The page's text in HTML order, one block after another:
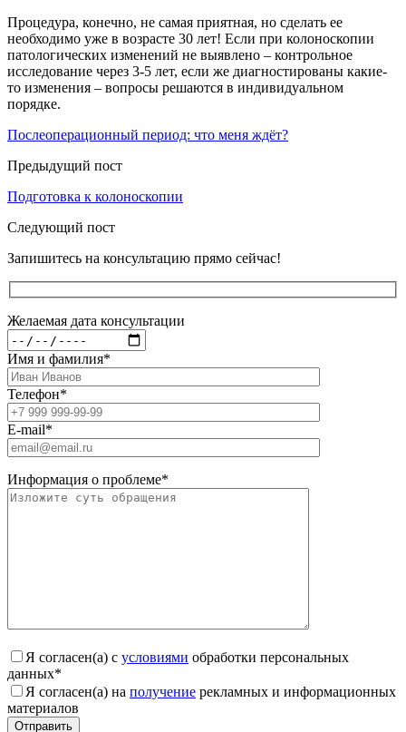
Процедура, конечно, не самая приятная, но сделать ее
необходимо уже в возрасте 30 лет! Если при колоноскопии
патологических изменений не выявлено – контрольное
исследование через 3-5 лет, если же диагностированы какие-
то изменения – вопросы решаются в индивидуальном
порядке.
Послеоперационный период: что меня ждёт?
Предыдущий пост
Подготовка к колоноскопии
Следующий пост
Запишитесь на консультацию прямо сейчас!
Желаемая дата консультации
Имя и фамилия*
Телефон*
E-mail*
Информация о проблеме*
Я согласен(а) с условиями обработки персональных
данных*
Я согласен(а) на получение рекламных и информационных
материалов